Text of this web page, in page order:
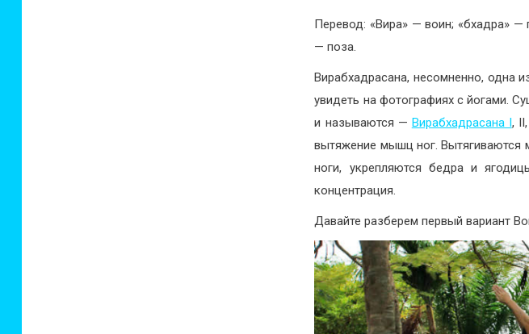
Перевод: «Вира» — воин; «бхадра» —
— поза.
Вирабхадрасана, несомненно, одна
увидеть на фотографиях с йогами.
и называются — Вирабхадрасана I,
вытяжение мышц ног. Вытягиваются
ноги, укрепляются бедра и
концентрация.
Давайте разберем первый вариант